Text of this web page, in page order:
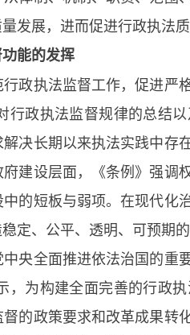
发展，进而促进行政执法
能的发挥
政执法监督工作，促进
政执法监督规律的总结
决长期以来执法实践中
建设层面，《条例》强
的短板与弱项。在现代
定、公平、透明、可预期的
央全面推进依法治国的
为构建全面完善的行政
的政策要求和改革成果